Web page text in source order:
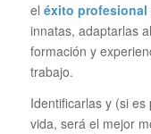
el éxito profesional
innatas, adaptarlas
formación y
trabajo.
Identificarlas y (si
vida, será el mejor